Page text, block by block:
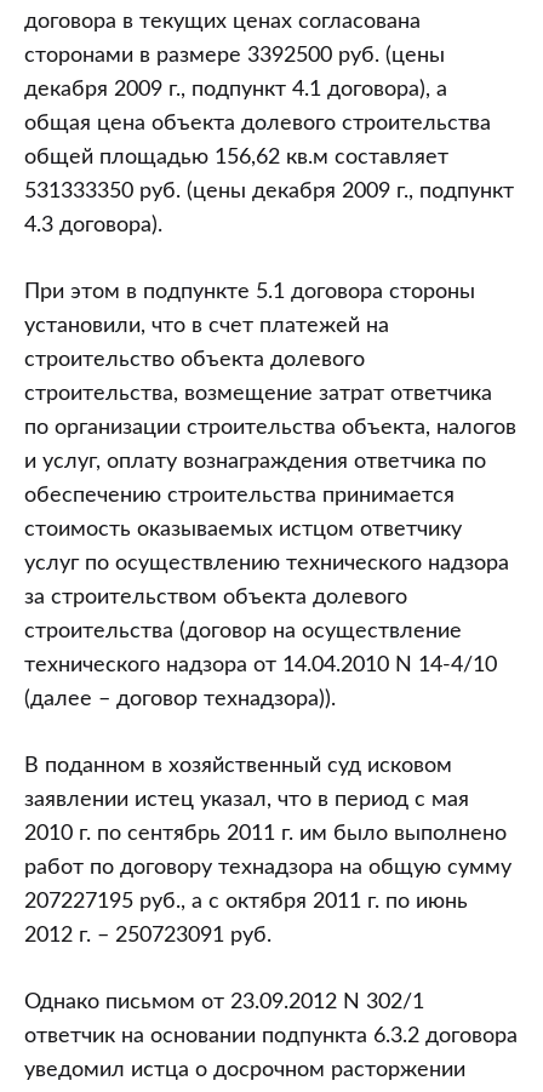
договора в текущих ценах согласована
сторонами в размере 3392500 руб. (цены
декабря 2009 г., подпункт 4.1 договора), а
общая цена объекта долевого строительства
общей площадью 156,62 кв.м составляет
531333350 руб. (цены декабря 2009 г., подпункт
4.3 договора).
При этом в подпункте 5.1 договора стороны
установили, что в счет платежей на
строительство объекта долевого
строительства, возмещение затрат ответчика
по организации строительства объекта, налогов
и услуг, оплату вознаграждения ответчика по
обеспечению строительства принимается
стоимость оказываемых истцом ответчику
услуг по осуществлению технического надзора
за строительством объекта долевого
строительства (договор на осуществление
технического надзора от 14.04.2010 N 14-4/10
(далее – договор технадзора)).
В поданном в хозяйственный суд исковом
заявлении истец указал, что в период с мая
2010 г. по сентябрь 2011 г. им было выполнено
работ по договору технадзора на общую сумму
207227195 руб., а с октября 2011 г. по июнь
2012 г. – 250723091 руб.
Однако письмом от 23.09.2012 N 302/1
ответчик на основании подпункта 6.3.2 договора
уведомил истца о досрочном расторжении